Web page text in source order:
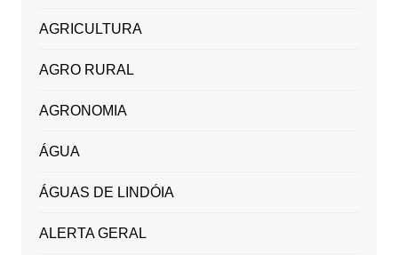
AGRICULTURA
AGRO RURAL
AGRONOMIA
ÁGUA
ÁGUAS DE LINDÓIA
ALERTA GERAL